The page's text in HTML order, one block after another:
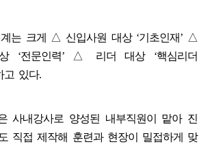
는 크게 △ 신입사원 대상 ‘기초인재’ △
‘전문인력’ △ 리더 대상 ‘핵심리더
고 있다.
사내강사로 양성된 내부직원이 맡아 진
직접 제작해 훈련과 현장이 밀접하게 맞